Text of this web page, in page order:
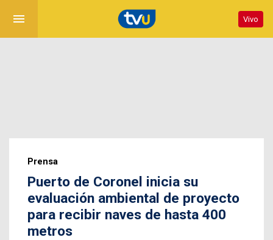
menu Vivo
Prensa
Puerto de Coronel inicia su
evaluación ambiental de proyecto
para recibir naves de hasta 400
metros